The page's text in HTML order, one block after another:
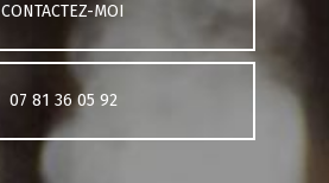
CONTACTEZ-MOI
07 81 36 05 92